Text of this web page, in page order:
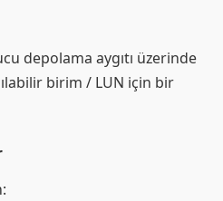
depolama aygıtı üzerinde
birim / LUN için bir